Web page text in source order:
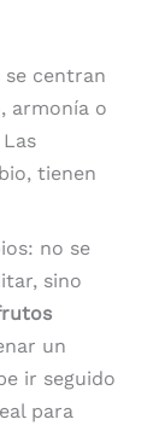
centran
armonía o
tienen
no se
sino
un
ir seguido
para